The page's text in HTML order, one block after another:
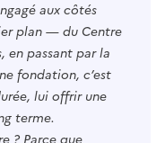
aux côtés
plan — du Centre
en passant par la
fondation, c’est
lui offrir une
terme.